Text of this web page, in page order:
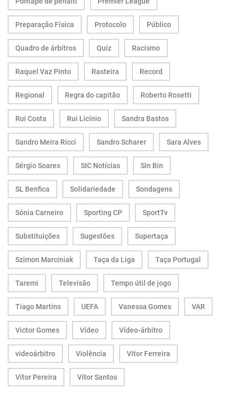
Preparação Física Protocolo Público
Quadro de árbitros Quiz Racismo
Raquel Vaz Pinto Rasteira Record
Regional Regra do capitão Roberto Rosetti
Rui Costa Rui Licínio Sandra Bastos
Sandro Meira Ricci Sandro Scharer Sara Alves
Sérgio Soares SIC Notícias Sin Bin
SL Benfica Solidariedade Sondagens
Sónia Carneiro Sporting CP SportTv
Substituições Sugestões Supertaça
Szimon Marciniak Taça da Liga Taça Portugal
Taremi Televisão Tempo útil de jogo
Tiago Martins UEFA Vanessa Gomes VAR
Victor Gomes Vídeo Vídeo-árbitro
videoárbitro Violência Vitor Ferreira
Vítor Pereira Vítor Santos